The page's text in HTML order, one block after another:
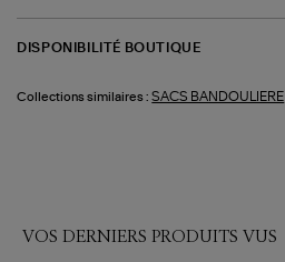
DISPONIBILITÉ BOUTIQUE
Collections similaires : SACS BANDOULIERE
VOS DERNIERS PRODUITS VUS